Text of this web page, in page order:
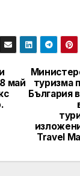
туризма
България
Travel
май